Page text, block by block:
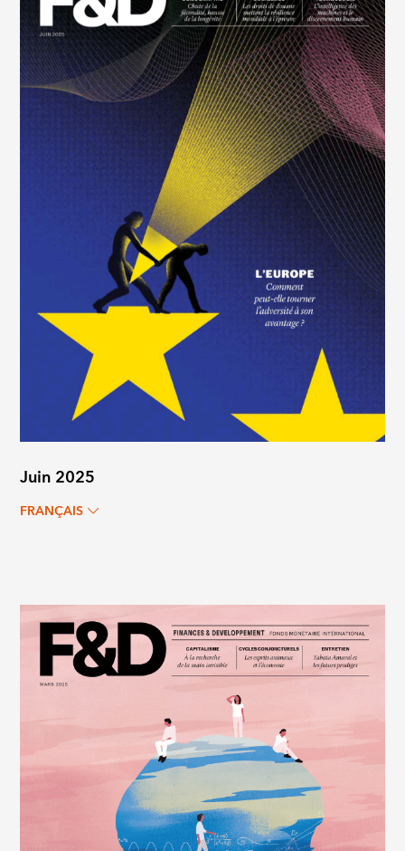
Juin 2025
FRANÇAIS